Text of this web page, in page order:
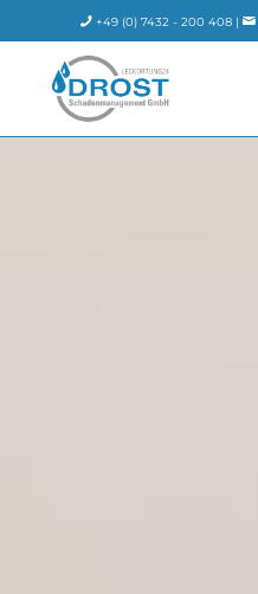
+49 (0) 7432 - 200 408 |